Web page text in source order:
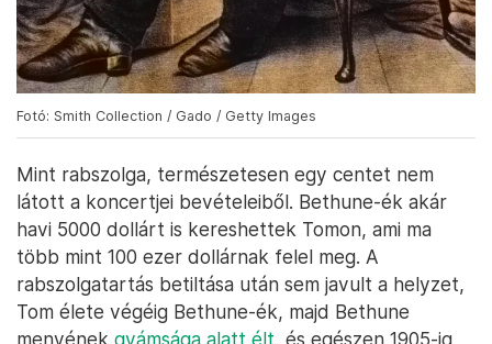
Fotó: Smith Collection / Gado / Getty Images
Mint rabszolga, természetesen egy centet nem
látott a koncertjei bevételeiből. Bethune-ék akár
havi 5000 dollárt is kereshettek Tomon, ami ma
több mint 100 ezer dollárnak felel meg. A
rabszolgatartás betiltása után sem javult a helyzet,
Tom élete végéig Bethune-ék, majd Bethune
menyének gyámsága alatt élt, és egészen 1905-ig